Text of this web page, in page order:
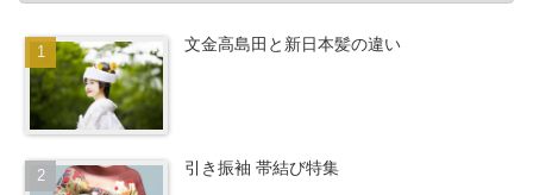
文金高島田と新日本髪の違い
引き振袖 帯結び特集